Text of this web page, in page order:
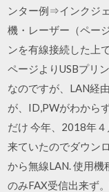
ンター例⇒インクジ
機・レーザー（ペー
ンを有線接続した上
ページよりUSBプリ
なのですが、LAN経
が、ID,PWがわから
だけ 今年、2018年
来ていたのでダウン
から無線LAN. 使用
のみFAX受信出来ず